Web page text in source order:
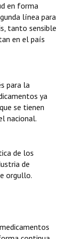
en forma
línea para
tanto sensible
en el país
para la
ya
se tienen
nacional.
de los
de
orgullo.